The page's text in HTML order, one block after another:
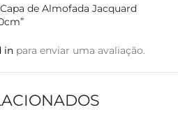
de Almofada Jacquard
in para enviar uma avaliação.